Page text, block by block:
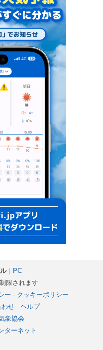
｜ PC
限されます
ー - クッキーポリシー
わせ- ヘルプ
象協会
ターネット